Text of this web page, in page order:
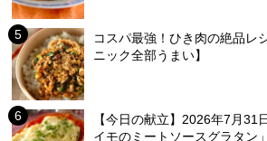
コスパ最強！ひき肉の絶品レ
ニック全部うまい】
【今日の献立】2026年7月31
イモのミートソースグラタン」